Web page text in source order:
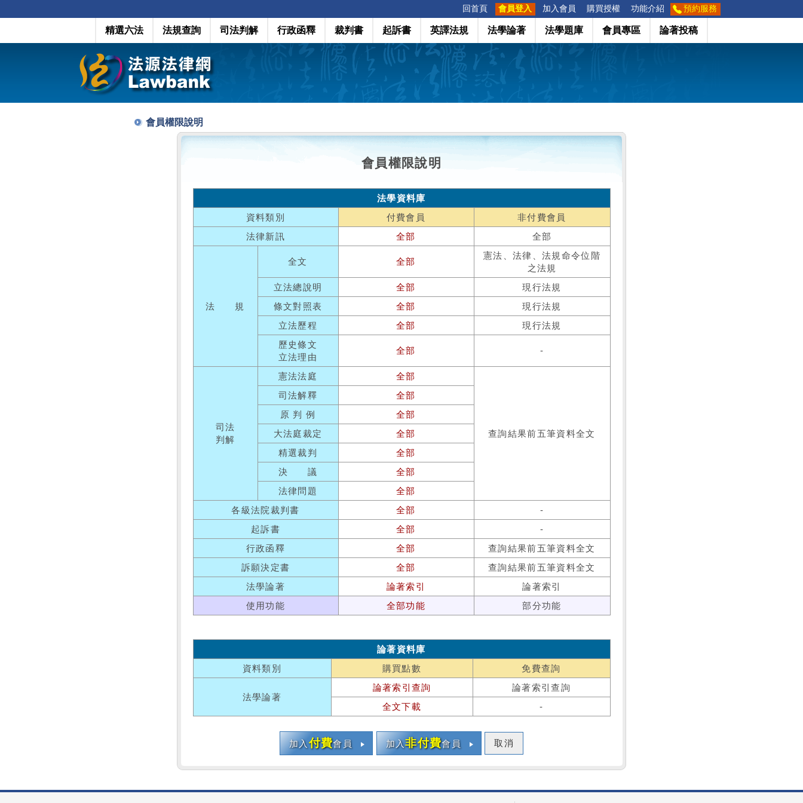
回首頁 會員登入 加入會員 購買授權 功能介紹 預約服務
精選六法 法規查詢 司法判解 行政函釋 裁判書 起訴書 英譯法規 法學論著 法學題庫 會員專區 論著投稿
會員權限說明
會員權限說明
法學資料庫
資料類別
付費會員
非付費會員
法律新訊
全部 全部
法 規
全文 全部
憲法、法律、法規命令位階
之法規
立法總說明
全部
現行法規
條文對照表
全部
現行法規
立法歷程
全部
現行法規
歷史條文
立法理由
全部 -
司法
判解
憲法法庭 全部
查詢結果前五筆資料全文
司法解釋
全部
原 判 例
全部
大法庭裁定
全部
精選裁判
全部
決 議
全部
法律問題
全部
各級法院裁判書
全部
-
起訴書
全部
-
行政函釋
全部
查詢結果前五筆資料全文
訴願決定書
全部
查詢結果前五筆資料全文
法學論著
論著索引
論著索引
使用功能
全部功能 部分功能
論著資料庫
資料類別
購買點數 免費查詢
法學論著
論著索引查詢
論著索引查詢
全文下載
-
加入付費會員 加入非付費會員 取消